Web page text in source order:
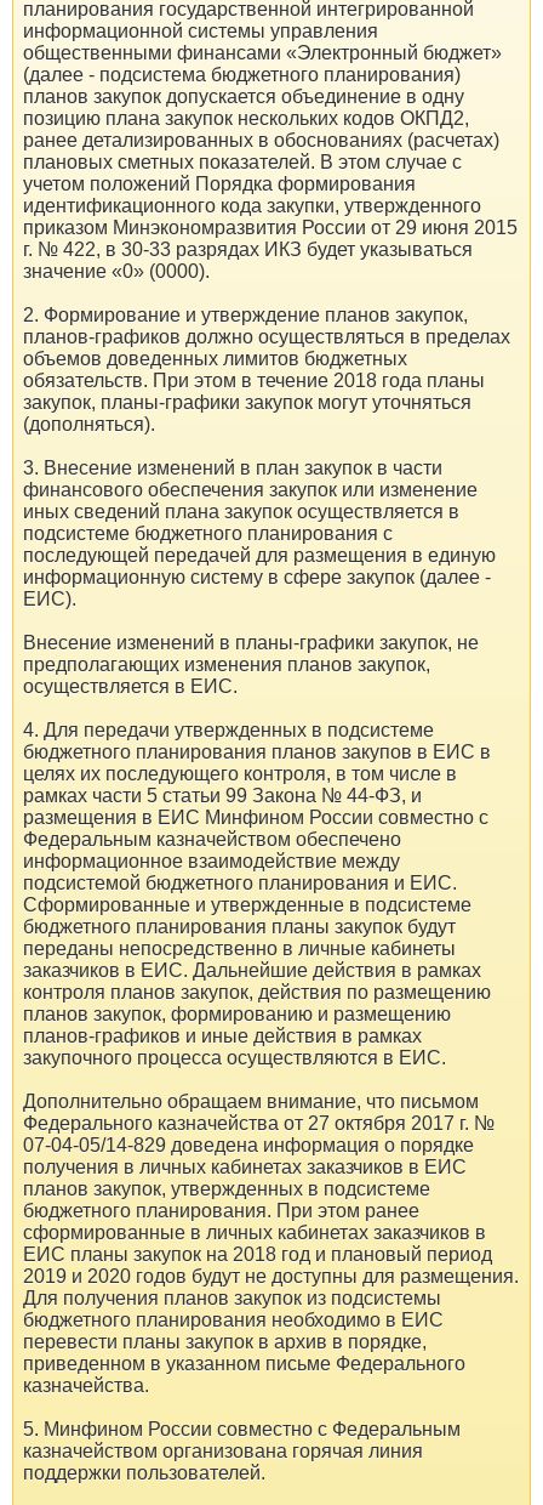
планирования государственной интегрированной
информационной системы управления
общественными финансами «Электронный бюджет»
(далее - подсистема бюджетного планирования)
планов закупок допускается объединение в одну
позицию плана закупок нескольких кодов ОКПД2,
ранее детализированных в обоснованиях (расчетах)
плановых сметных показателей. В этом случае с
учетом положений Порядка формирования
идентификационного кода закупки, утвержденного
приказом Минэкономразвития России от 29 июня 2015
г. № 422, в 30-33 разрядах ИКЗ будет указываться
значение «0» (0000).
2. Формирование и утверждение планов закупок,
планов-графиков должно осуществляться в пределах
объемов доведенных лимитов бюджетных
обязательств. При этом в течение 2018 года планы
закупок, планы-графики закупок могут уточняться
(дополняться).
3. Внесение изменений в план закупок в части
финансового обеспечения закупок или изменение
иных сведений плана закупок осуществляется в
подсистеме бюджетного планирования с
последующей передачей для размещения в единую
информационную систему в сфере закупок (далее -
ЕИС).
Внесение изменений в планы-графики закупок, не
предполагающих изменения планов закупок,
осуществляется в ЕИС.
4. Для передачи утвержденных в подсистеме
бюджетного планирования планов закупов в ЕИС в
целях их последующего контроля, в том числе в
рамках части 5 статьи 99 Закона № 44-ФЗ, и
размещения в ЕИС Минфином России совместно с
Федеральным казначейством обеспечено
информационное взаимодействие между
подсистемой бюджетного планирования и ЕИС.
Сформированные и утвержденные в подсистеме
бюджетного планирования планы закупок будут
переданы непосредственно в личные кабинеты
заказчиков в ЕИС. Дальнейшие действия в рамках
контроля планов закупок, действия по размещению
планов закупок, формированию и размещению
планов-графиков и иные действия в рамках
закупочного процесса осуществляются в ЕИС.
Дополнительно обращаем внимание, что письмом
Федерального казначейства от 27 октября 2017 г. №
07-04-05/14-829 доведена информация о порядке
получения в личных кабинетах заказчиков в ЕИС
планов закупок, утвержденных в подсистеме
бюджетного планирования. При этом ранее
сформированные в личных кабинетах заказчиков в
ЕИС планы закупок на 2018 год и плановый период
2019 и 2020 годов будут не доступны для размещения.
Для получения планов закупок из подсистемы
бюджетного планирования необходимо в ЕИС
перевести планы закупок в архив в порядке,
приведенном в указанном письме Федерального
казначейства.
5. Минфином России совместно с Федеральным
казначейством организована горячая линия
поддержки пользователей.